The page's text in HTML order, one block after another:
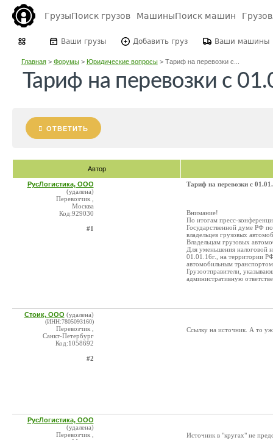
ГрузыПоиск грузов МашиныПоиск машин
Ваши грузы Добавить груз Ваши машины
Главная> Форумы> Юридические вопросы> Тариф на перевозки с...
Тариф на перевозки с
ОТВЕТИТЬ
Автор
РусЛогистика, ООО
(удалена)
Перевозчик ,
Москва
Код:929030
#1
Тариф на перевозки с
Внимание!
По итогам пресс-
Государственной думе РФ
владельцев грузовых
Владельцам грузовых
Для уменьшения налоговой
01.01.16г., на территории
автомобильным
Грузоотправители,
административную
Стоик, ООО (удалена)
(ИНН:7805093160)
Перевозчик ,
Санкт-Петербург
Код:1058692
#2
Ссылку на источник. А то
РусЛогистика, ООО
(удалена)
Перевозчик ,
Источник в "кругах" не